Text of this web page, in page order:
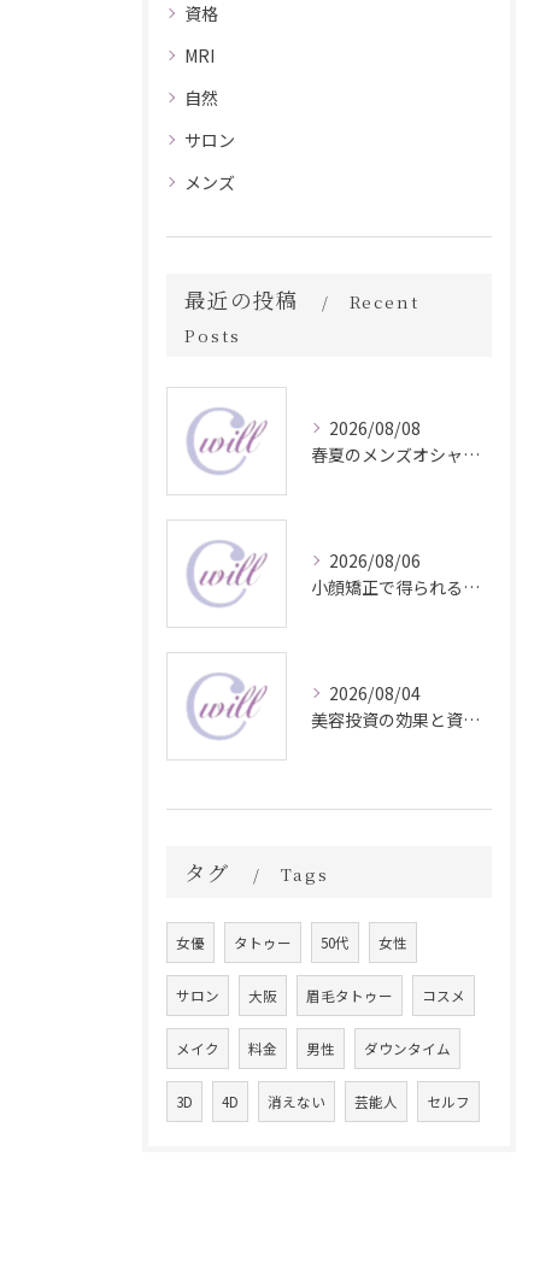
資格
MRI
自然
サロン
メンズ
最近の投稿
Recent
Posts
2026/08/08
春夏のメンズオシャレ最前線スタイル
2026/08/06
小顔矯正で得られる顔変化の科学的効果
2026/08/04
美容投資の効果と資産価値の解説
タグ Tags
女優 タトゥー 50代 女性
サロン 大阪 眉毛タトゥー コスメ
メイク 料金 男性 ダウンタイム
3D 4D 消えない 芸能人 セルフ